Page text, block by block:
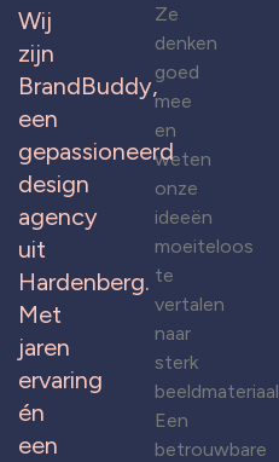
Wij
zijn
BrandBuddy,
een
gepassioneerd
design
agency
uit
Hardenberg.
Met
jaren
ervaring
én
een
Ze
denken
goed
mee
en
weten
onze
ideeën
moeiteloos
te
vertalen
naar
sterk
beeldmateriaal.
Een
betrouwbare